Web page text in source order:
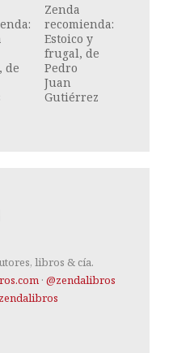
de
Zenda
recomienda:
Estoico y
frugal, de
Pedro
Juan
Gutiérrez
libros & cía.
· @zendalibros